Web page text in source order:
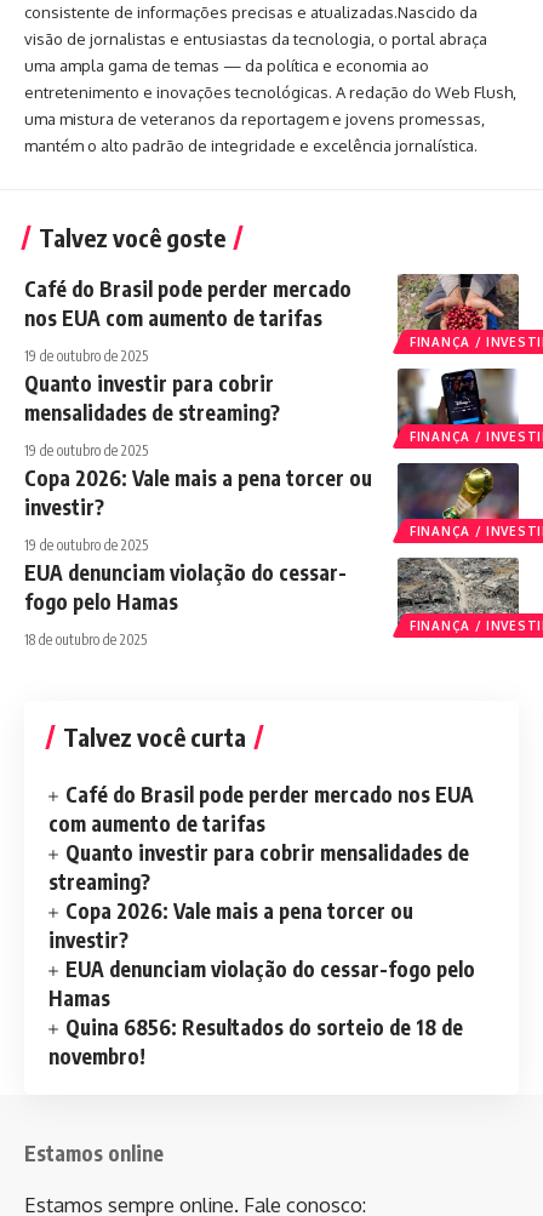
consistente de informações precisas e atualizadas.Nascido da
visão de jornalistas e entusiastas da tecnologia, o portal abraça
uma ampla gama de temas — da política e economia ao
entretenimento e inovações tecnológicas. A redação do Web Flush,
uma mistura de veteranos da reportagem e jovens promessas,
mantém o alto padrão de integridade e excelência jornalística.
Talvez você goste
FINANÇA /
Café do Brasil pode perder mercado
nos EUA com aumento de tarifas
19 de outubro de 2025
FINANÇA /
Quanto investir para cobrir
mensalidades de streaming?
19 de outubro de 2025
FINANÇA /
Copa 2026: Vale mais a pena torcer ou
investir?
19 de outubro de 2025
FINANÇA /
EUA denunciam violação do cessar-
fogo pelo Hamas
18 de outubro de 2025
Talvez você curta
Café do Brasil pode perder mercado nos EUA
com aumento de tarifas
Quanto investir para cobrir mensalidades de
streaming?
Copa 2026: Vale mais a pena torcer ou
investir?
EUA denunciam violação do cessar-fogo pelo
Hamas
Quina 6856: Resultados do sorteio de 18 de
novembro!
Estamos online
Estamos sempre online. Fale conosco: